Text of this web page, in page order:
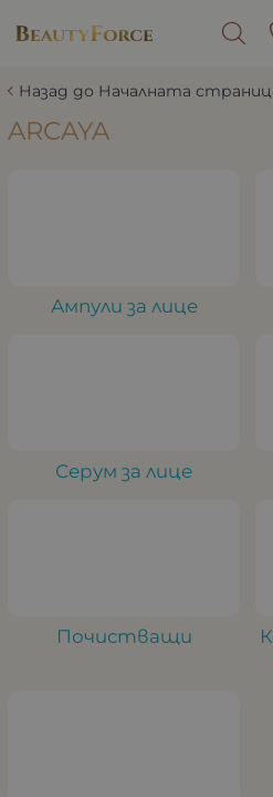
Назад до Началната
ARCAYA
Ампули за лице
Серум за лице
Почистващи